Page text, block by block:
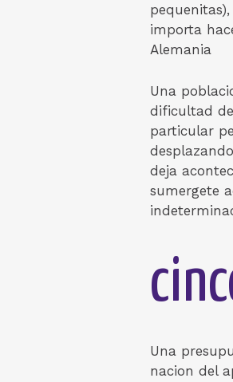
importa
Alemania
Una
dificultad
particular
deja
sumergete
Una
nacion del